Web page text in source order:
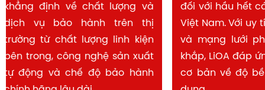
khẳng định về chất lượng và
dịch vụ bảo hành trên thị
trường từ chất lượng linh kiện
bên trong, công nghệ sản xuất
tự động và chế độ bảo hành
đối với hầu
Việt Nam. Với
và mạng lưới
khắp, LiOA
cơ bản về độ